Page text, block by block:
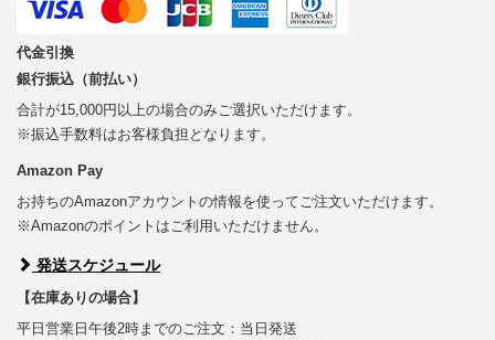
代金引換
銀行振込（前払い）
合計が15,000円以上の場合のみご選択いただけます。
※振込手数料はお客様負担となります。
Amazon Pay
お持ちのAmazonアカウントの情報を使ってご注文いただけます。
※Amazonのポイントはご利用いただけません。
発送スケジュール
【在庫ありの場合】
平日営業日午後2時までのご注文：当日発送